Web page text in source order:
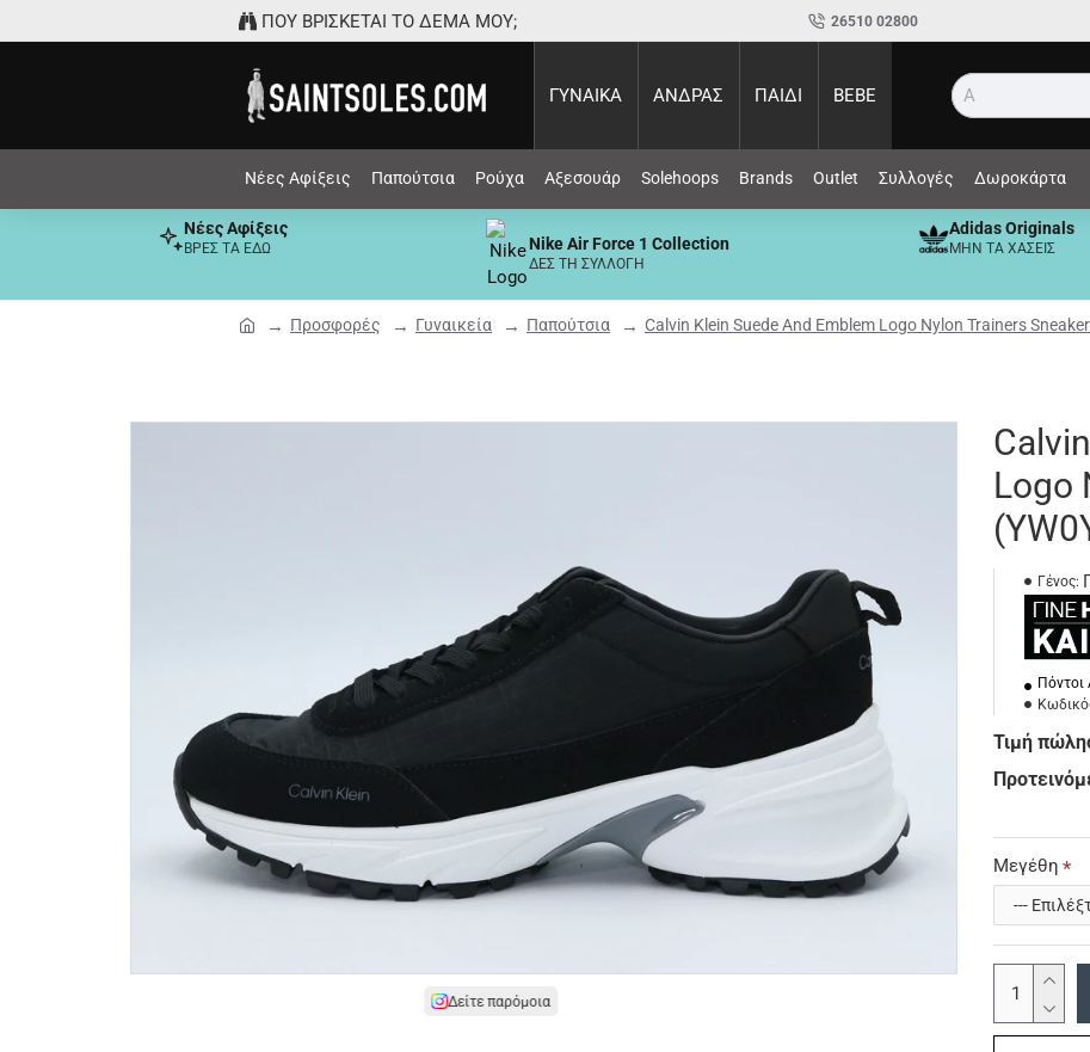
ΠΟΥ ΒΡΙΣΚΕΤΑΙ ΤΟ ΔΕΜΑ ΜΟΥ; 26510 02800
ΓΥΝΑΙΚΑ ΑΝΔΡΑΣ ΠΑΙΔΙ BEBE Αναζήτη
Νέες Αφίξεις Παπούτσια Ρούχα Αξεσουάρ Solehoops Brands Outlet Συλλογές Δωροκάρτα
Προσφορές Γυναικεία Παπούτσια Calvin Klein Suede And Emblem Logo Nylon Trainers
Νέες Αφίξεις
ΒΡΕΣ ΤΑ ΕΔΩ Nike Air Force 1 Collection
ΔΕΣ ΤΗ ΣΥΛΛΟΓΗ
Adidas Originals
ΜΗΝ ΤΑ ΧΑΣΕΙΣ
Δείτε παρόμοια
Logo
Γένος:
Πόντοι
Τιμή
Μεγέθη